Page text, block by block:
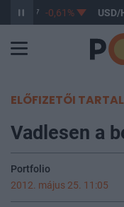
363,17 -0,61% USD/
ELŐFIZETŐI
Vadlesen a
Portfolio
2012. május 25. 11:05